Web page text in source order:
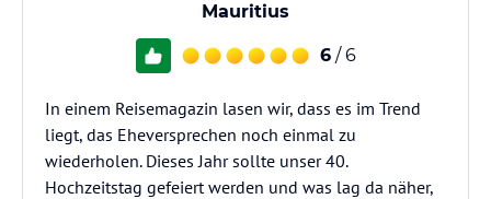
Mauritius
6 / 6
In einem Reisemagazin lasen wir, dass es im Trend
liegt, das Eheversprechen noch einmal zu
wiederholen. Dieses Jahr sollte unser 40.
Hochzeitstag gefeiert werden und was lag da näher,